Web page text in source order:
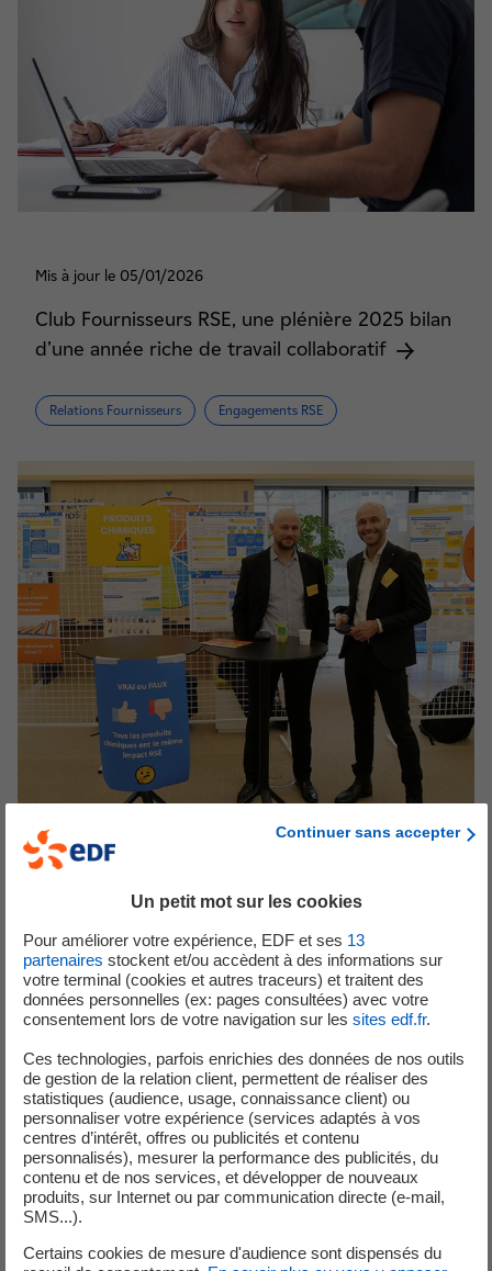
Mis à jour le 05/01/2026
Club Fournisseurs RSE, une plénière 2025 bilan
d’une année riche de travail collaboratif
Relations Fournisseurs Engagements RSE
Publié le 02/10/2024
Lancement de l’Alliance décarbonation de
Pacte PME
Engagements RSE Soutien aux PME
Continuer sans accepter
Un petit mot sur les cookies
Pour améliorer votre expérience, EDF et ses 13
partenaires stockent et/ou accèdent à des informations sur
votre terminal (cookies et autres traceurs) et traitent des
données personnelles (ex: pages consultées) avec votre
consentement lors de votre navigation sur les sites edf.fr.
Ces technologies, parfois enrichies des données de nos outils
de gestion de la relation client, permettent de réaliser des
statistiques (audience, usage, connaissance client) ou
personnaliser votre expérience (services adaptés à vos
centres d’intérêt, offres ou publicités et contenu
personnalisés), mesurer la performance des publicités, du
contenu et de nos services, et développer de nouveaux
produits, sur Internet ou par communication directe (e-mail,
SMS...).
Certains cookies de mesure d'audience sont dispensés du